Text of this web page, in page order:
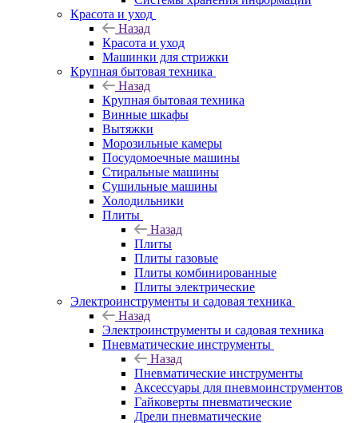
Красота и уход
Назад
Красота и уход
Машинки для стрижки
Крупная бытовая техника
Назад
Крупная бытовая техника
Винные шкафы
Вытяжки
Морозильные камеры
Посудомоечные машины
Стиральные машины
Сушильные машины
Холодильники
Плиты
Назад
Плиты
Плиты газовые
Плиты комбинированные
Плиты электрические
Электроинструменты и садовая техника
Назад
Электроинструменты и садовая техника
Пневматические инструменты
Назад
Пневматические инструменты
Аксессуары для пневмоинструментов
Гайковерты пневматические
Дрели пневматические